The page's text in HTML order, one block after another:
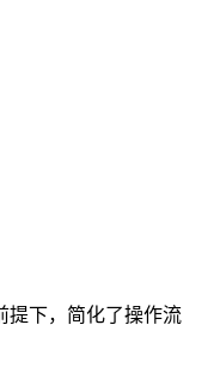
提下，简化了操作流